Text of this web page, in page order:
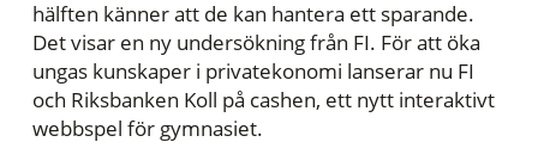
hälften känner att de kan hantera ett sparande.
Det visar en ny undersökning från FI. För att öka
ungas kunskaper i privatekonomi lanserar nu FI
och Riksbanken Koll på cashen, ett nytt interaktivt
webbspel för gymnasiet.